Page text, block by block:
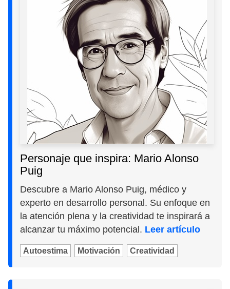
Personaje que inspira: Mario Alonso
Puig
Descubre a Mario Alonso Puig, médico y
experto en desarrollo personal. Su enfoque en
la atención plena y la creatividad te inspirará a
alcanzar tu máximo potencial. Leer artículo
Autoestima Motivación Creatividad